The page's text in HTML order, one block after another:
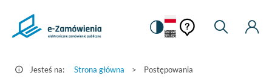
Postępowania
Zamówienia.gov.pl
Zmiana
na
kontrastową
Pomoc
kontekstowa
Pomoc
Moje
Jesteś na: Strona główna > Postępowania